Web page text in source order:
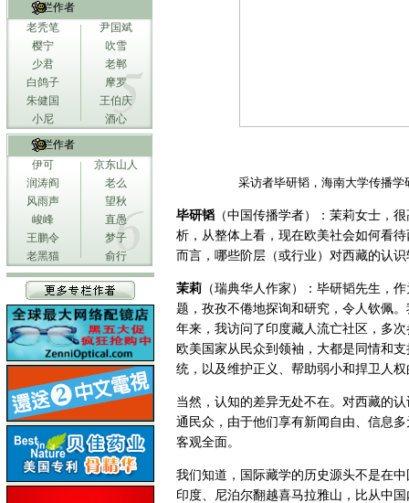
专栏作者
老秃笔
尹国斌
樱宁
吹雪
少君
老郸
白鸽子
摩罗
朱健国
王伯庆
小尼
酒心
专栏作者
伊可
京东山人
润涛阎
老么
风雨声
望秋
峻峰
直愚
王鹏令
梦子
老黑猫
俞行
采访者毕研韬，海南大学传播
毕研韬 （中国传播学者）：茉莉女士，
析，从整体上看，现在欧美社会如何看
而言，哪些阶层（或行业）对西藏的认
茉莉 （瑞典华人作家）：毕研韬先生，
题，孜孜不倦地探询和研究，令人钦佩
年来，我访问了印度藏人流亡社区，多
欧美国家从民众到领袖，大都是同情和
统，以及维护正义、帮助弱小和捍卫人
当然，认知的差异无处不在。对西藏的
通民众，由于他们享有新闻自由、信息
客观全面。
我们知道，国际藏学的历史源头不是在
印度、尼泊尔翻越喜马拉雅山，比从中